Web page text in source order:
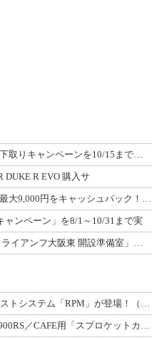
DUKE R EVO 購入サ
ャンペーン」を8/1～10/31まで実